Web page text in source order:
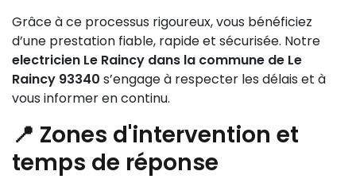
Grâce à ce processus rigoureux, vous bénéficiez
d’une prestation fiable, rapide et sécurisée. Notre
electricien Le Raincy dans la commune de Le
Raincy 93340 s’engage à respecter les délais et à
vous informer en continu.
📍 Zones d'intervention et
temps de réponse